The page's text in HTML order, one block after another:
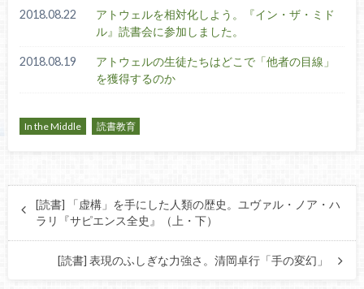
2018.08.22
アトウェルを相対化しよう。『イン・ザ・ミド
ル』読書会に参加しました。
2018.08.19
アトウェルの生徒たちはどこで「他者の目線」
を獲得するのか
In the Middle 読書教育
[読書] 「虚構」を手にした人類の歴史。ユヴァル・ノア・ハ
ラリ『サピエンス全史』（上・下）
[読書] 表現のふしぎな力強さ。清岡卓行「手の変幻」